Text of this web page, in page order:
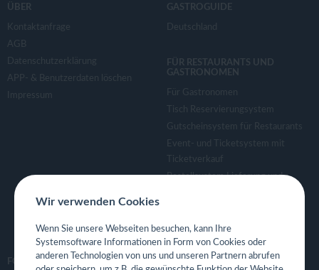
ÜBER
Kontaktanfrage
AGB
Datenschutzerklärung
APP- & Benutzerdaten löschen
Impressum
GASTROGUIDE
Deutschland
FÜR RESTAURANTS UND
GASTRONOMEN
Für Gastronomen
Tisch Reservierungsystem
Gutscheinsystem für Restaurants
Event- und Ticketsystem mit
Ticketverkauf
Bestellsystem Lieferung und
Eigene App für Restaurant
FOLGE UNS
Wir verwenden Cookies
Wenn Sie unsere Webseiten besuchen, kann Ihre
Systemsoftware Informationen in Form von Cookies oder
anderen Technologien von uns und unseren Partnern abrufen